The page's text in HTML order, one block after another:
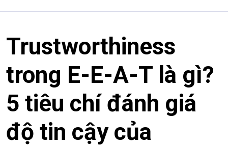
Trustworthiness
trong E-E-A-T là gì?
5 tiêu chí đánh giá
độ tin cậy của